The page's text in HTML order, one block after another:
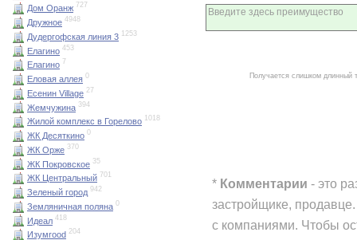
Дом Оранж 727
Дружное 4948
Дудергофская линия 3 1253
Елагино 453
Елагино 7
Еловая аллея 0
Есенин Village 27
Жемчужина 394
Жилой комплекс в Горелово 1018
ЖК Десяткино 0
ЖК Орже 370
ЖК Покровское 35
ЖК Центральный 701
Зеленый город 942
Земляничная поляна 0
Идеал 418
Изумrood 204
Получается слишком длинный
* Комментарии - это
застройщике,
с компаниями. Чтобы